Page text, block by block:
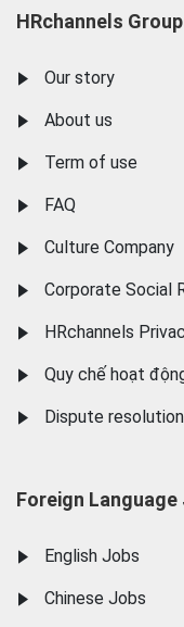
HRchannels Group
Our story
About us
Term of use
FAQ
Culture Company
Corporate Social
HRchannels
Quy chế hoạt
Dispute
Foreign Language
English Jobs
Chinese Jobs